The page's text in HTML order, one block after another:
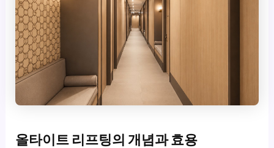
올타이트 리프팅의 개념과 효용